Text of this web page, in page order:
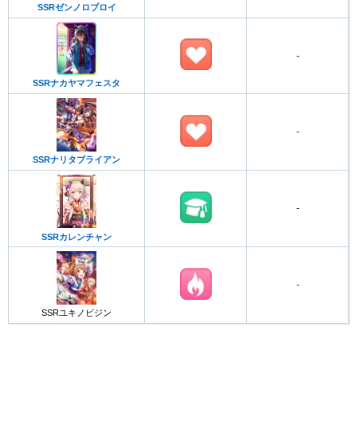
SSRゼンノロブロイ
SSRナカヤマフェスタ
-
SSRナリタブライアン
-
SSRカレンチャン
-
SSRユキノビジン
-